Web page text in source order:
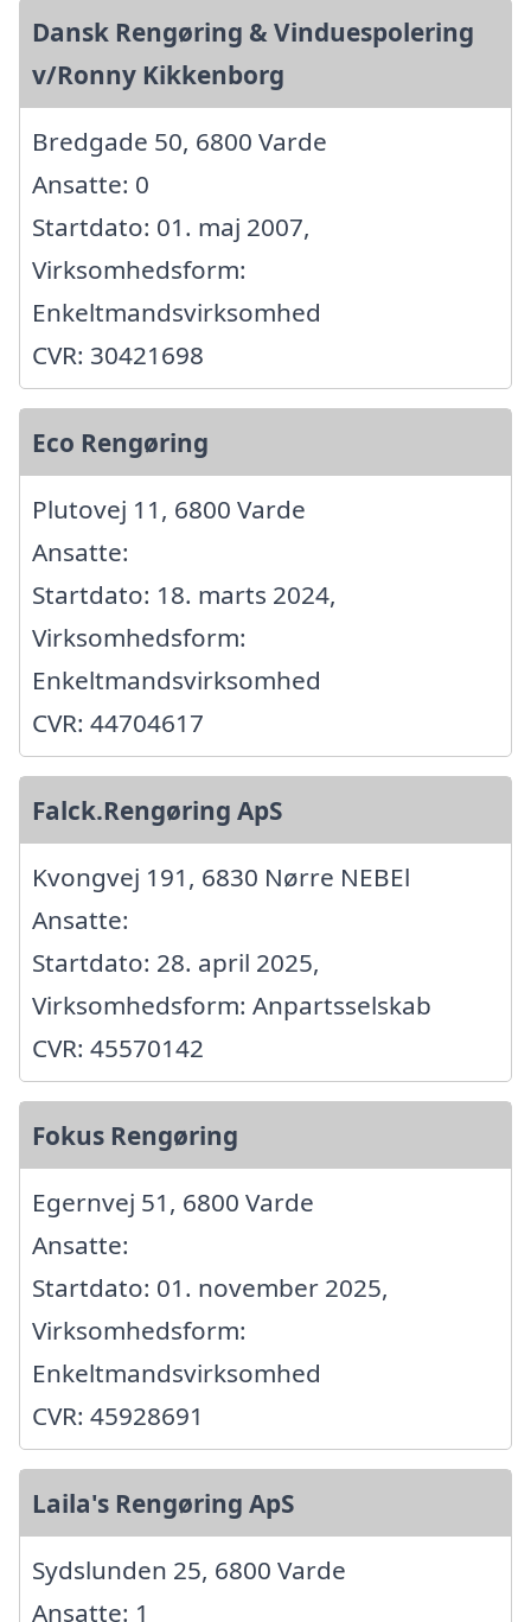
Dansk Rengøring & Vinduespolering
v/Ronny Kikkenborg
Bredgade 50, 6800 Varde
Ansatte: 0
Startdato: 01. maj 2007,
Virksomhedsform:
Enkeltmandsvirksomhed
CVR: 30421698
Eco Rengøring
Plutovej 11, 6800 Varde
Ansatte:
Startdato: 18. marts 2024,
Virksomhedsform:
Enkeltmandsvirksomhed
CVR: 44704617
Falck.Rengøring ApS
Kvongvej 191, 6830 Nørre NEBEl
Ansatte:
Startdato: 28. april 2025,
Virksomhedsform: Anpartsselskab
CVR: 45570142
Fokus Rengøring
Egernvej 51, 6800 Varde
Ansatte:
Startdato: 01. november 2025,
Virksomhedsform:
Enkeltmandsvirksomhed
CVR: 45928691
Laila's Rengøring ApS
Sydslunden 25, 6800 Varde
Ansatte: 1